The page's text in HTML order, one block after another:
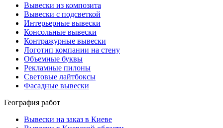
Вывески из композита
Вывески с подсветкой
Интерьерные вывески
Консольные вывески
Контражурные вывески
Логотип компании на стену
Объемные буквы
Рекламные пилоны
Световые лайтбоксы
Фасадные вывески
География работ
Вывески на заказ в Киеве